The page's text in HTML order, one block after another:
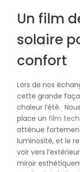
Un film
solaire
confort
Lors de nos
cette grande
chaleur l’été.
place un film
atténue
luminosité, et le
voir vers
miroir